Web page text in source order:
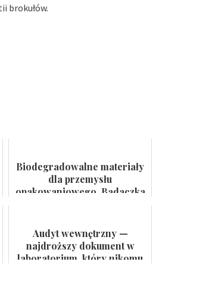
brokułów.
Biodegradowalne materiały
dla przemysłu
opakowaniowego. Badaczka
Audyt wewnętrzny —
najdroższy dokument w
laboratorium, który nikomu